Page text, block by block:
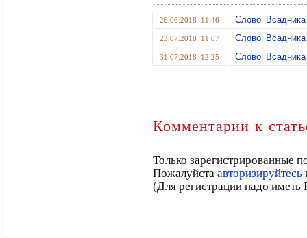
26.06.2018 11:46 Слово
23.07.2018 11:07 Слово
31.07.2018 12:25 Слово
Комментарии к
Только зарегистрированные
Пожалуйста авторизируйтесь
(Для регистрации надо